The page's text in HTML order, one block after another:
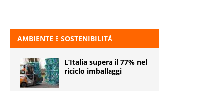
AMBIENTE E SOSTENIBILITÀ
L’Italia supera il 77% nel
riciclo imballaggi